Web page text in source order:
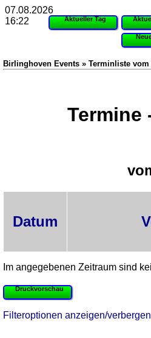
Aktueller Tag
Birlinghoven Events » Terminliste vom
Termine
Datum
Im angegebenen Zeitraum sind
Druckvorschau
Filteroptionen anzeigen/verbergen
07.08.2026
16:22